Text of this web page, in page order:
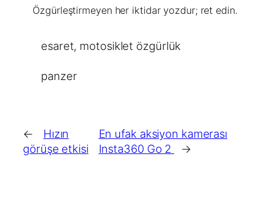
Özgürleştirmeyen her iktidar yozdur; ret edin.
esaret, motosiklet özgürlük
panzer
←
Hızın
görüşe etkisi
En ufak aksiyon kamerası
Insta360 Go 2
→